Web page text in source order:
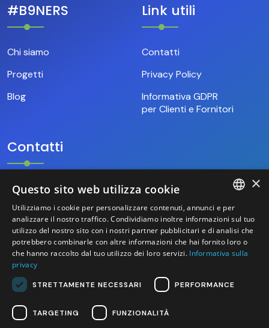
#B9NERS
Chi siamo
Progetti
Blog
Link utili
Contatti
Privacy Policy
Informativa GDPR
per Clienti e Fornitori
Contatti
+39.346.69.18.009
hello@base9.it
Sede Legale
Sestiere Cannaregio, 1156/B
Venezia (30121) – Italia
ITALIAN
ENGLISH
×
Questo sito web utilizza cookie
Utilizziamo i cookie per personalizzare contenuti, annunci e per
analizzare il nostro traffico. Condividiamo inoltre informazioni sul tuo
utilizzo del nostro sito con i nostri partner pubblicitari e di analisi che
potrebbero combinarle con altre informazioni che hai fornito loro o
che hanno raccolto dal tuo utilizzo dei loro servizi. Informativa sulla
privacy
STRETTAMENTE NECESSARI PERFORMANCE
TARGETING FUNZIONALITÀ